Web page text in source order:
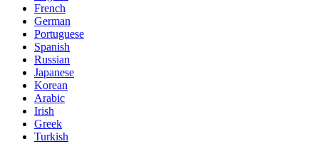
French
German
Portuguese
Spanish
Russian
Japanese
Korean
Arabic
Irish
Greek
Turkish